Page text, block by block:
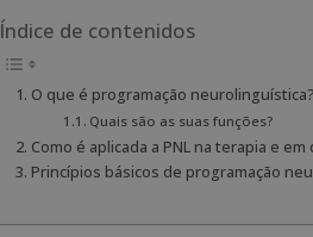
Índice de contenidos
O que é programação neurolinguística?
Quais são as suas funções?
Como é aplicada a PNL na terapia e
Princípios básicos de programação